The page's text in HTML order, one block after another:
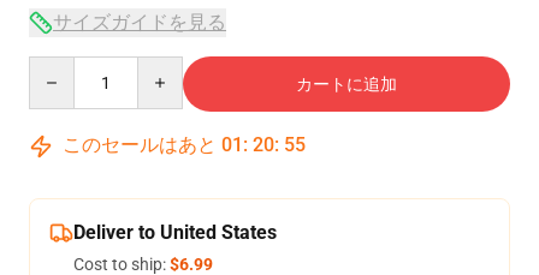
サイズガイドを見る
カートに追加
このセールはあと 01 : 20: 54
Deliver to United States
Cost to ship:$6.99